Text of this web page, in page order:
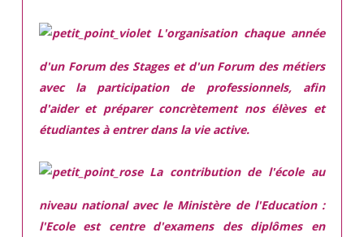
L'organisation chaque année
d'un Forum des Stages et d'un Forum des métiers
avec la participation de professionnels, afin
d'aider et préparer concrètement nos élèves et
étudiantes à entrer dans la vie active.
La contribution de l'école au
niveau national avec le Ministère de l'Education :
l'Ecole est centre d'examens des diplômes en